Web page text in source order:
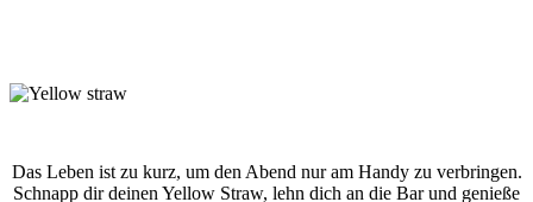
Das Leben ist zu kurz, um den Abend nur am Handy zu verbringen.
Schnapp dir deinen Yellow Straw, lehn dich an die Bar und genieße